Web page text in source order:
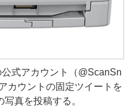
式アカウント（@ScanSn
カウントの固定ツイートを
真を投稿する。